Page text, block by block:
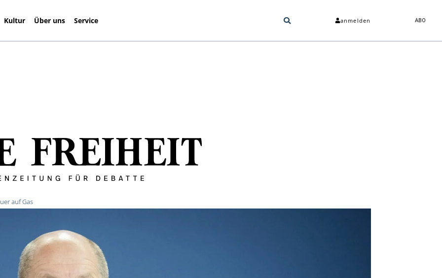
Kultur Über uns Service anmelden ABO
auf Gas